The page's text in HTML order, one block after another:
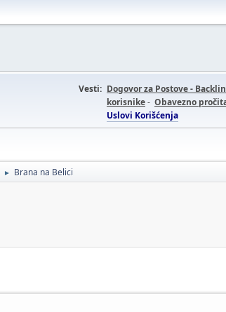
Vesti: Dogovor za Postove -
korisnike- Obavezno
Uslovi Korišćenja
► Brana na Belici